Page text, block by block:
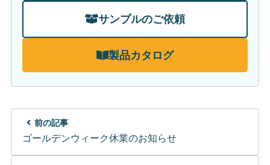
サンプルのご依頼
製品カタログ
前の記事
ゴールデンウィーク休業のお知らせ